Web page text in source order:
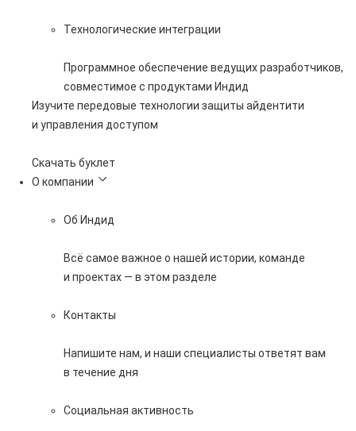
Технологические интеграции
Программное обеспечение ведущих разработчиков,
совместимое с продуктами Индид
Изучите передовые технологии защиты айдентити
и управления доступом
Скачать буклет
О компании
Об Индид
Всё самое важное о нашей истории, команде
и проектах — в этом разделе
Контакты
Напишите нам, и наши специалисты ответят вам
в течение дня
Социальная активность